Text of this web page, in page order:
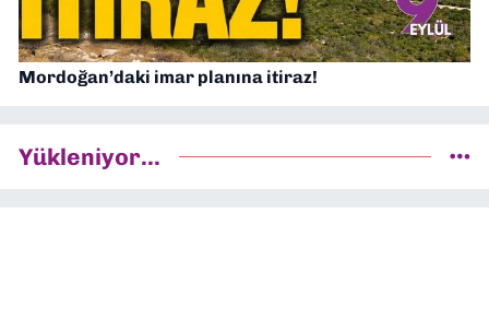
Mordoğan’daki imar planına itiraz!
Yükleniyor...